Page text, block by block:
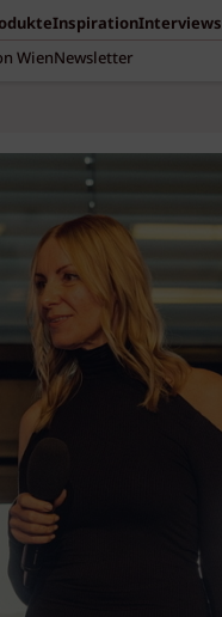
InspirationInterviews
WienNewsletter